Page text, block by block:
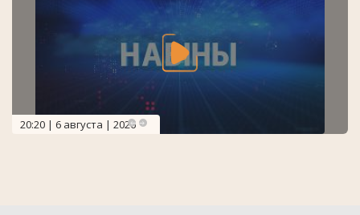
20:20 | 6 августа | 2026